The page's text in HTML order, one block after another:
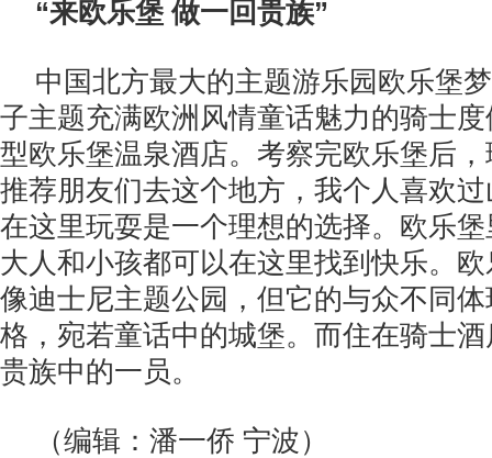
“来欧乐堡 做一回贵族”
中国北方最大的主题游乐园欧乐堡
子主题充满欧洲风情童话魅力的骑士
型欧乐堡温泉酒店。考察完欧乐堡后
推荐朋友们去这个地方，我个人喜欢
在这里玩耍是一个理想的选择。欧乐
大人和小孩都可以在这里找到快乐。
像迪士尼主题公园，但它的与众不同
格，宛若童话中的城堡。而住在骑士
贵族中的一员。
（编辑：潘一侨 宁波）